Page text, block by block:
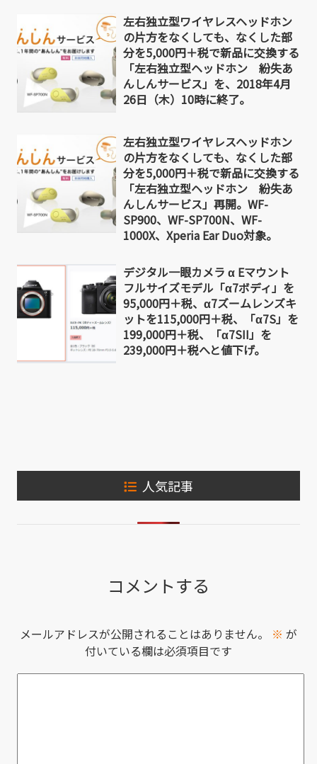
左右独立型ワイヤレスヘッドホン
の片方をなくしても、なくした部
分を5,000円＋税で新品に交換する
「左右独立型ヘッドホン 紛失あ
んしんサービス」を、2018年4月
26日（木）10時に終了。
左右独立型ワイヤレスヘッドホン
の片方をなくしても、なくした部
分を5,000円＋税で新品に交換する
「左右独立型ヘッドホン 紛失あ
んしんサービス」再開。WF-
SP900、WF-SP700N、WF-
1000X、Xperia Ear Duo対象。
デジタル一眼カメラ α Eマウント
フルサイズモデル「α7ボディ」を
95,000円＋税、α7ズームレンズキ
ットを115,000円＋税、「α7S」を
199,000円＋税、「α7SII」を
239,000円＋税へと値下げ。
人気記事
コメントする
メールアドレスが公開されることはありません。 ※ が
付いている欄は必須項目です